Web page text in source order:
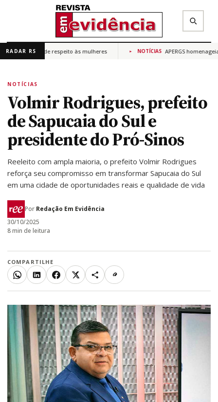
Buscar na Revista Em Evidência
RADAR RSde respeito às mulheres NOTÍCIAS APERGS homenageia
NOTÍCIAS
Volmir Rodrigues, prefeito
de Sapucaia do Sul e
presidente do Pró-Sinos
Reeleito com ampla maioria, o prefeito Volmir Rodrigues
reforça seu compromisso em transformar Sapucaia do Sul
em uma cidade de oportunidades reais e qualidade de vida
Por Redação Em Evidência
30/10/2025
8 min de leitura
COMPARTILHE
WhatsAppLinkedInFacebook
X Mais Copiar link